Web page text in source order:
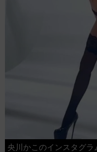
央川かこのインスタグラ